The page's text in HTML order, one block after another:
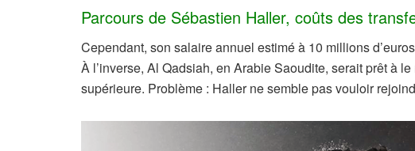
Parcours de Sébastien Haller, coûts des
Cependant, son salaire annuel estimé à 10 millions
À l’inverse, Al Qadsiah, en Arabie Saoudite, serait prêt à
supérieure. Problème : Haller ne semble pas vouloir